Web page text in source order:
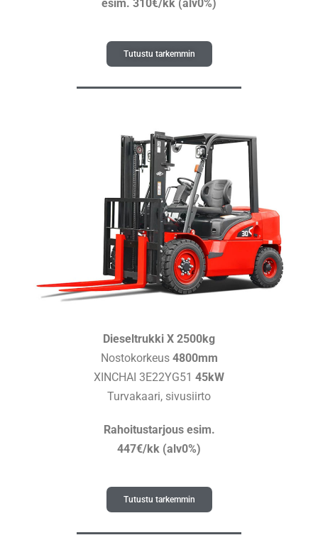
esim. 310€/kk (alv0%)
Tutustu tarkemmin
Dieseltrukki X 2500kg
Nostokorkeus 4800mm
XINCHAI 3E22YG51 45kW
Turvakaari, sivusiirto
Rahoitustarjous esim.
447€/kk (alv0%)
Tutustu tarkemmin